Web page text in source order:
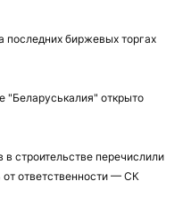
биржевых торгах
"Беларуськалия" открыто
строительстве перечислили
от ответственности — СК